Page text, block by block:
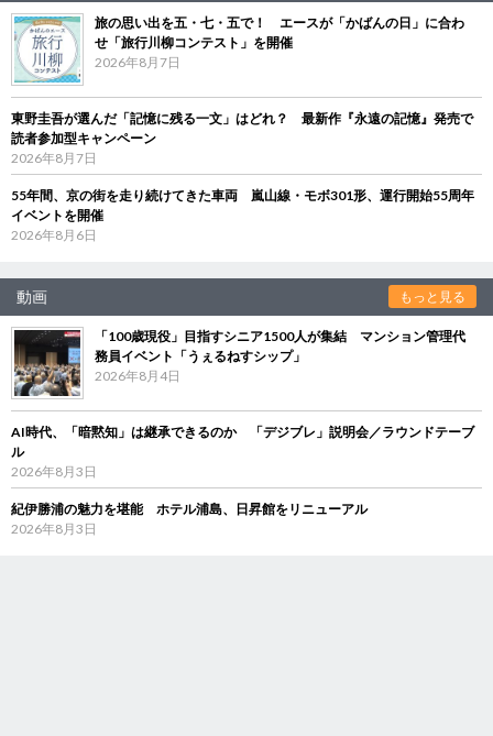
旅の思い出を五・七・五で！ エースが「かばんの日」に合わ
せ「旅行川柳コンテスト」を開催
2026年8月7日
東野圭吾が選んだ「記憶に残る一文」はどれ？ 最新作『永遠の記憶』発売で
読者参加型キャンペーン
2026年8月7日
55年間、京の街を走り続けてきた車両 嵐山線・モボ301形、運行開始55周年
イベントを開催
2026年8月6日
動画 もっと見る
「100歳現役」目指すシニア1500人が集結 マンション管理代
務員イベント「うぇるねすシップ」
2026年8月4日
AI時代、「暗黙知」は継承できるのか 「デジブレ」説明会／ラウンドテーブ
ル
2026年8月3日
紀伊勝浦の魅力を堪能 ホテル浦島、日昇館をリニューアル
2026年8月3日